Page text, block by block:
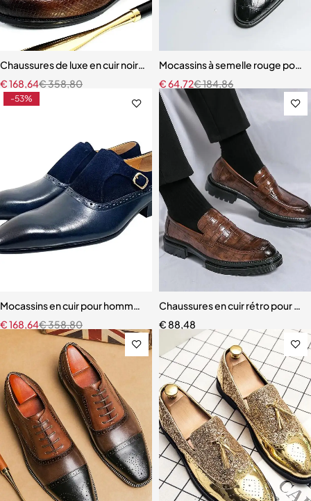
Chaussures de luxe en cuir noir pour hommes, mocassins à bascule
€358,80
€168,64
Mocassins à semelle rouge pour
€184,86
€64,72
-53%
Mocassins en cuir pour hommes, chaussures provoqué
€358,80
€168,64
Chaussures en cuir rétro pour
€ 88,48